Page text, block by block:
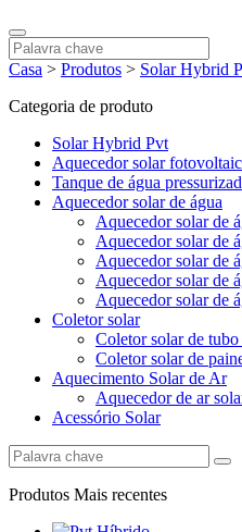
Casa > Produtos > Solar Hybrid
Categoria de produto
Solar Hybrid Pvt
Aquecedor solar
Tanque de água
Aquecedor solar de água
Aquecedor solar de
Aquecedor solar de
Aquecedor solar de
Aquecedor solar de
Aquecedor solar de
Coletor solar
Coletor solar de
Coletor solar de
Aquecimento Solar de Ar
Aquecedor de ar
Acessório Solar
Produtos Mais recentes